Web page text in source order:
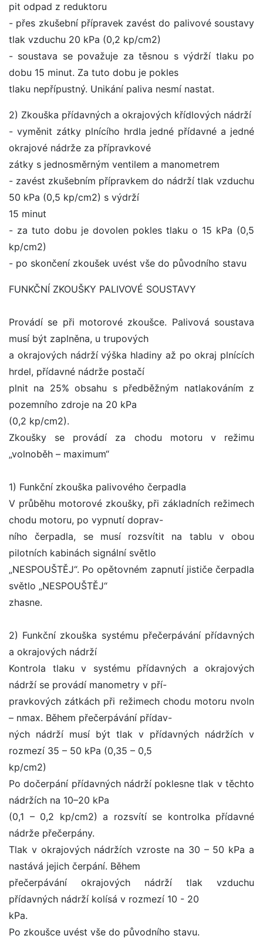
pit odpad z reduktoru
- přes zkušební přípravek zavést do palivové soustavy
tlak vzduchu 20 kPa (0,2 kp/cm2)
- soustava se považuje za těsnou s výdrží tlaku po
dobu 15 minut. Za tuto dobu je pokles
tlaku nepřípustný. Unikání paliva nesmí nastat.
2) Zkouška přídavných a okrajových křídlových nádrží
- vyměnit zátky plnícího hrdla jedné přídavné a jedné
okrajové nádrže za přípravkové
zátky s jednosměrným ventilem a manometrem
- zavést zkušebním přípravkem do nádrží tlak vzduchu
50 kPa (0,5 kp/cm2) s výdrží
15 minut
- za tuto dobu je dovolen pokles tlaku o 15 kPa (0,5
kp/cm2)
- po skončení zkoušek uvést vše do původního stavu
FUNKČNÍ ZKOUŠKY PALIVOVÉ SOUSTAVY
Provádí se při motorové zkoušce. Palivová soustava
musí být zaplněna, u trupových
a okrajových nádrží výška hladiny až po okraj plnících
hrdel, přídavné nádrže postačí
plnit na 25% obsahu s předběžným natlakováním z
pozemního zdroje na 20 kPa
(0,2 kp/cm2).
Zkoušky se provádí za chodu motoru v režimu
„volnoběh – maximum“
1) Funkční zkouška palivového čerpadla
V průběhu motorové zkoušky, při základních režimech
chodu motoru, po vypnutí doprav-
ního čerpadla, se musí rozsvítit na tablu v obou
pilotních kabinách signální světlo
„NESPOUŠTĚJ“. Po opětovném zapnutí jističe čerpadla
světlo „NESPOUŠTĚJ“
zhasne.
2) Funkční zkouška systému přečerpávání přídavných
a okrajových nádrží
Kontrola tlaku v systému přídavných a okrajových
nádrží se provádí manometry v pří-
pravkových zátkách při režimech chodu motoru nvoln
– nmax. Během přečerpávání přídav-
ných nádrží musí být tlak v přídavných nádržích v
rozmezí 35 – 50 kPa (0,35 – 0,5
kp/cm2)
Po dočerpání přídavných nádrží poklesne tlak v těchto
nádržích na 10–20 kPa
(0,1 – 0,2 kp/cm2) a rozsvítí se kontrolka přídavné
nádrže přečerpány.
Tlak v okrajových nádržích vzroste na 30 – 50 kPa a
nastává jejich čerpání. Během
přečerpávání okrajových nádrží tlak vzduchu
přídavných nádrží kolísá v rozmezí 10 - 20
kPa.
Po zkoušce uvést vše do původního stavu.